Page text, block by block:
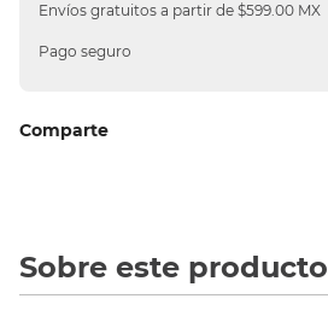
Envíos gratuitos a partir de $599.00 MX
Pago seguro
Comparte
Sobre este producto